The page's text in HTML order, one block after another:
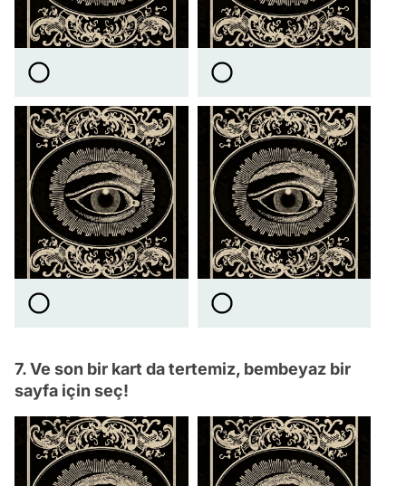
7. Ve son bir kart da tertemiz, bembeyaz bir
sayfa için seç!